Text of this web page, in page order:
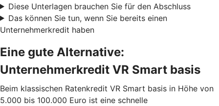
Diese Unterlagen brauchen Sie für den Abschluss
Das können Sie tun, wenn Sie bereits einen
Unternehmerkredit haben
Eine gute Alternative:
Unternehmerkredit VR Smart basis
Beim klassischen Ratenkredit VR Smart basis in Höhe von
5.000 bis 100.000 Euro ist eine schnelle